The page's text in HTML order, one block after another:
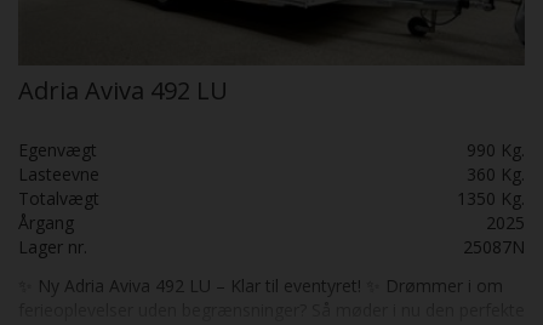
Adria Aviva 492 LU
Egenvægt
990 Kg.
Lasteevne
360 Kg.
Totalvægt
1350 Kg.
Årgang
2025
Lager nr.
25087N
✨ Ny Adria Aviva 492 LU – Klar til eventyret! ✨ Drømmer i om